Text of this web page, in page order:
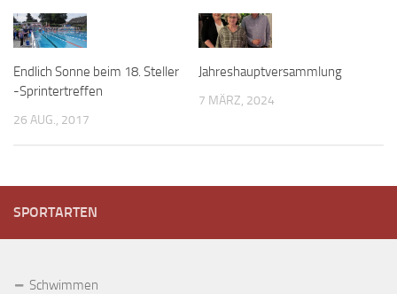
Endlich Sonne beim 18. Steller
-Sprintertreffen
26 AUG., 2017
Jahreshauptversammlung
7 MÄRZ, 2024
SPORTARTEN
Schwimmen